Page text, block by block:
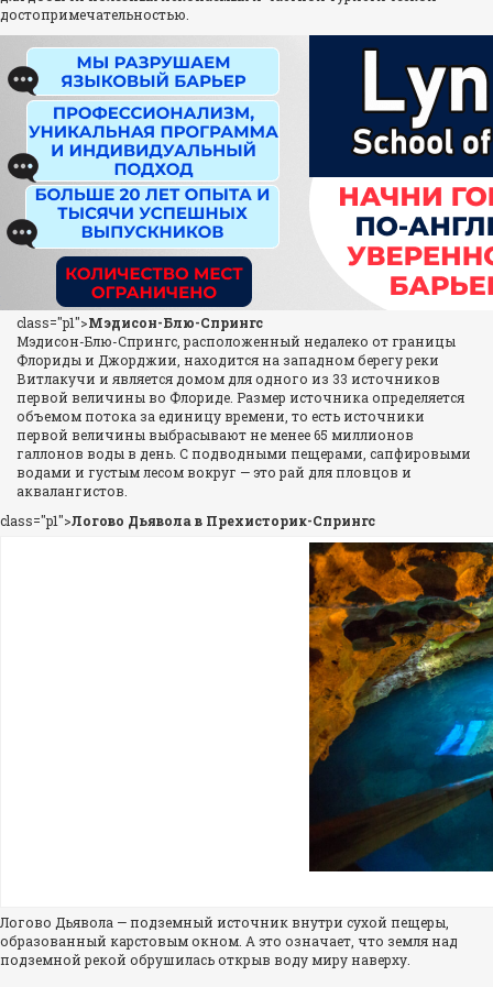
достопримечательностью.
class="p1">Мэдисон-Блю-Спрингс
Мэдисон-Блю-Спрингс, расположенный недалеко от границы
Флориды и Джорджии, находится на западном берегу реки
Витлакучи и является домом для одного из 33 источников
первой величины во Флориде. Размер источника определяется
объемом потока за единицу времени, то есть источники
первой величины выбрасывают не менее 65 миллионов
галлонов воды в день. С подводными пещерами, сапфировыми
водами и густым лесом вокруг — это рай для пловцов и
аквалангистов.
class="p1">Логово Дьявола в Прехисторик-Спрингс
Логово Дьявола — подземный источник внутри сухой пещеры,
образованный карстовым окном. А это означает, что земля над
подземной рекой обрушилась открыв воду миру наверху.